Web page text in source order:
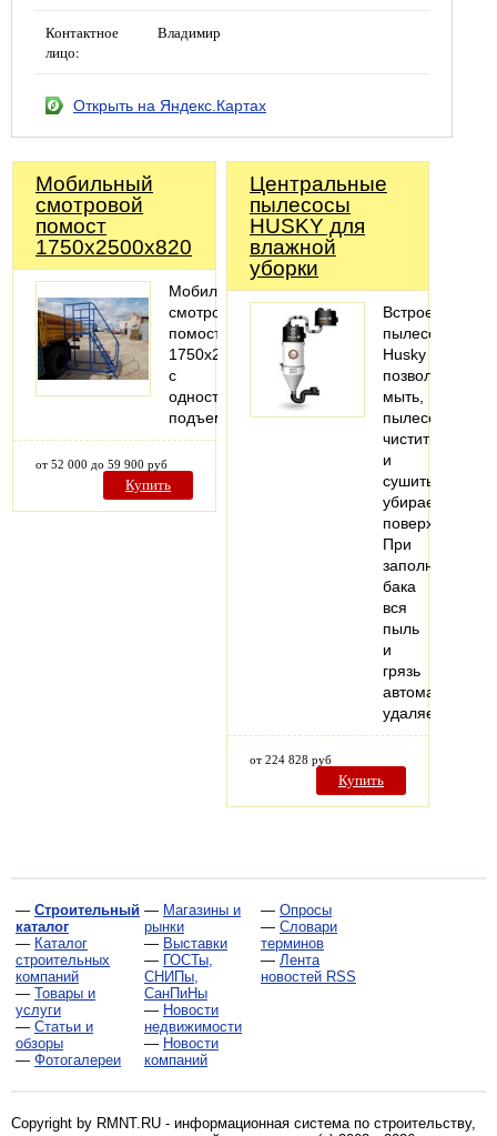
Контактное
лицо:
Владимир
Открыть на Яндекс.Картах
Мобильный
смотровой
помост
1750х2500х820
Мобильный
смотровой
помост
1750х2500х820
с
односторонним
подъемом
от 52 000 до 59 900 руб
Купить
Центральные
пылесосы
HUSKY для
влажной
уборки
Встроенные
пылесосы
Husky
позволяют
мыть,
пылесосить,
чистить
и
сушить
убираемые
поверхности.
При
заполнении
бака
вся
пыль
и
грязь
автоматически
удаляется…
от 224 828 руб
Купить
— Строительный
каталог
— Каталог
строительных
компаний
— Товары и
услуги
— Статьи и
обзоры
— Фотогалереи
— Магазины и
рынки
— Выставки
— ГОСТы,
СНИПы,
СанПиНы
— Новости
недвижимости
— Новости
компаний
— Опросы
— Словари
терминов
— Лента
новостей RSS
Copyright by RMNT.RU - информационная система по строительству,